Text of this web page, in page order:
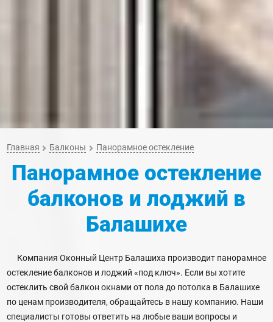
Главная Балконы Панорамное остекление
Панорамное остекление
балконов и лоджий в
Балашихе
Компания Оконный Центр Балашиха производит панорамное
остекление балконов и лоджий «под ключ». Если вы хотите
остеклить свой балкон окнами от пола до потолка в Балашихе
по ценам производителя, обращайтесь в нашу компанию. Наши
специалисты готовы ответить на любые ваши вопросы и